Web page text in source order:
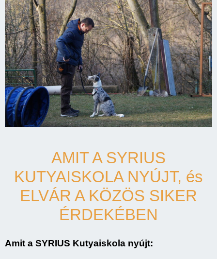
AMIT A SYRIUS
KUTYAISKOLA NYÚJT, és
ELVÁR A KÖZÖS SIKER
ÉRDEKÉBEN
Amit a SYRIUS Kutyaiskola nyújt: